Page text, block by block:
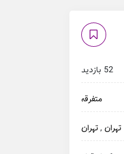
52 بازدید
متفرقه
تهران ,تهران